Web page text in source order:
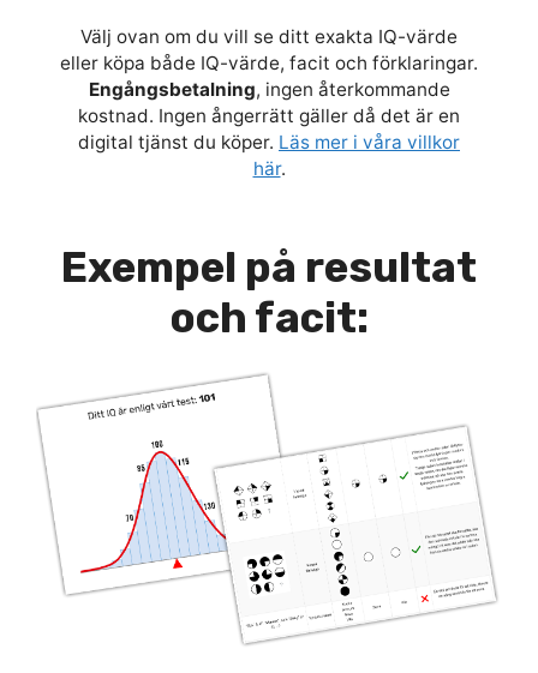
Välj ovan om du vill se ditt exakta IQ-värde
eller köpa både IQ-värde, facit och förklaringar.
Engångsbetalning, ingen återkommande
kostnad. Ingen ångerrätt gäller då det är en
digital tjänst du köper. Läs mer i våra villkor
här.
Exempel på resultat
och facit: